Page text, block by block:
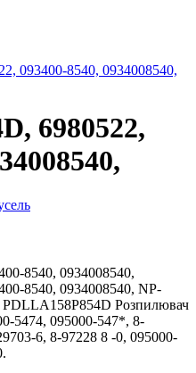
093400-8540, 0934008540,
6980522,
8540, 0934008540,
8540, 0934008540, NP-
Розпилювач
5474, 095000-547*, 8-
6, 8-97228 8 -0, 095000-